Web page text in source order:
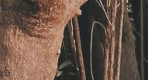
terras
da
à